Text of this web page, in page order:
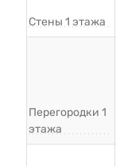
Стены 1 этажа
Перегородки 1
этажа